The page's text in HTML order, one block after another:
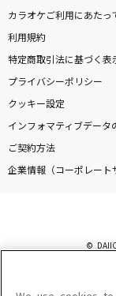
カラオケご利用にあたっ
利用規約
特定商取引法に基づく表
プライバシーポリシー
クッキー設定
インフォマティブデータ
ご契約方法
企業情報（コーポレート
©
このサイトに掲載されて